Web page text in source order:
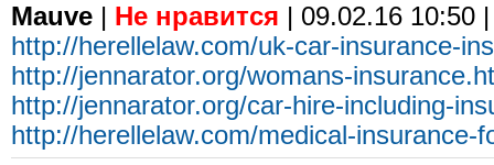
Mauve | Не нравится | 09.02.16 10:50
http://herellelaw.com/uk-car-insurance-
http://jennarator.org/womans-
http://jennarator.org/car-hire-including-
http://herellelaw.com/medical-insurance-